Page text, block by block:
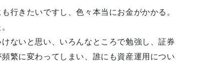
行きたいですし、色々本当にお金がかかる。
ないと思い、いろんなところで勉強し、証券
繁に変わってしまい、誰にも資産運用につい